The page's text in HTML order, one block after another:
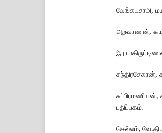
வேங்கடசாமி,
அறவாணன்,
சந்திரசேகரன்,
பதிப்பகம்.
செல்லம்,